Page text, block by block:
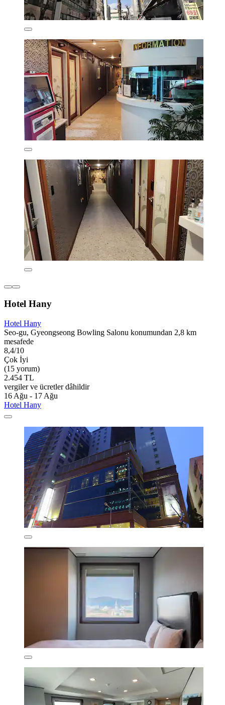
Hotel Hany
Hotel Hany
Seo-gu, Gyeongseong Bowling Salonu konumundan 2,8 km
mesafede
8,4/10
Çok İyi
(15 yorum)
2.454 TL
vergiler ve ücretler dâhildir
16 Ağu - 17 Ağu
Hotel Hany